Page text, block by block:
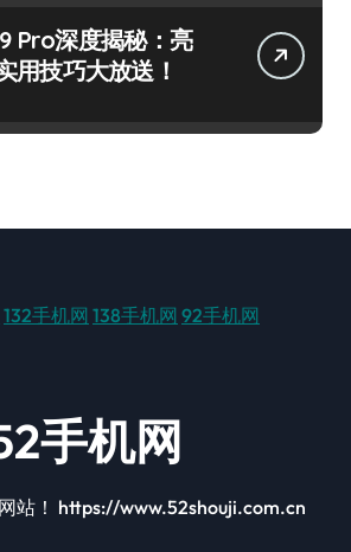
Pro深度揭秘：亮
用技巧大放送！
132手机网 138手机网 92手机网
手机网
站！ https://www.52shouji.com.cn